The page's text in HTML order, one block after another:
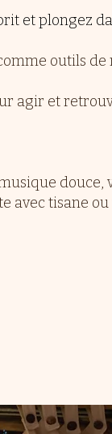
et plongez
outils
agir et
douce,
avec tisane ou